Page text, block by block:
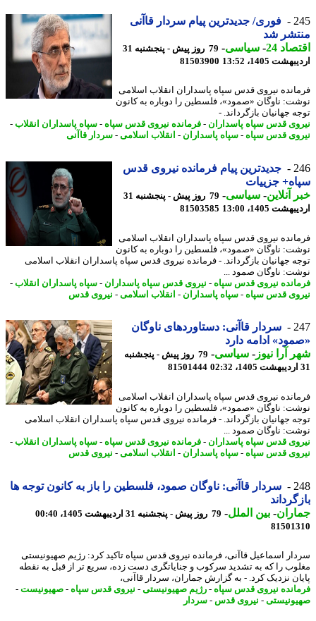
فوری/ جدیدترین پیام سردار قاآنی
شد
24
-سیاسی-
79 روز پیش - پنجشنبه 31
1405، 13:52
81503900
نیروی قدس سپاه پاسداران انقلاب اسلامی
ناوگان «صمود»، فلسطین را دوباره به کانون
جهانیان بازگرداند. -
قدس سپاه پاسداران - فرمانده نیروی قدس سپاه-سپاه پاسداران انقلاب-
قدس سپاه-سپاه پاسداران - انقلاب اسلامی-سردار قاآنی
جدیدترین پیام فرمانده نیروی قدس
جزییات
آنلاین-سیاسی-
79 روز پیش - پنجشنبه 31
1405، 13:00
81503585
نیروی قدس سپاه پاسداران انقلاب اسلامی
ناوگان «صمود»، فلسطین را دوباره به کانون
جهانیان بازگرداند. - فرمانده نیروی قدس سپاه پاسداران انقلاب اسلامی
ناوگان صمود ...
نیروی قدس سپاه-نیروی قدس سپاه پاسداران - سپاه پاسداران انقلاب-
قدس سپاه-سپاه پاسداران - انقلاب اسلامی-نیروی قدس
سردار قاآنی: دستاوردهای ناوگان
ادامه دارد
آرا نیوز-سیاسی-
79 روز پیش - پنجشنبه
81501444
نیروی قدس سپاه پاسداران انقلاب اسلامی
ناوگان «صمود»، فلسطین را دوباره به کانون
جهانیان بازگرداند. - فرمانده نیروی قدس سپاه پاسداران انقلاب اسلامی
ناوگان صمود ...
قدس سپاه پاسداران - فرمانده نیروی قدس سپاه-سپاه پاسداران انقلاب-
قدس سپاه-سپاه پاسداران - انقلاب اسلامی-نیروی قدس
سردار قاآنی: ناوگان صمود، فلسطین را باز به کانون توجه ها
- بین الملل-79 روز پیش - پنجشنبه 31 اردیبهشت 1405، 00:40
اسماعیل قاآنی، فرمانده نیروی قدس سپاه تاکید کرد: رژیم صهیونیستی
را که به تشدید سرکوب و جنایاتگری دست زده، سریع تر از قبل به نقطه
نزدیک کرد. - به گزارش جماران، سردار قاآنی،
نیروی قدس سپاه-رژیم صهیونیستی-نیروی قدس سپاه-صهیونیست-
-نیروی قدس-سردار